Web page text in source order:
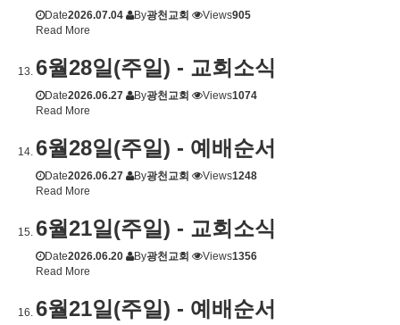
Date2026.07.04 By광천교회 Views905
Read More
6월28일(주일) - 교회소식
Date2026.06.27 By광천교회 Views1074
Read More
6월28일(주일) - 예배순서
Date2026.06.27 By광천교회 Views1248
Read More
6월21일(주일) - 교회소식
Date2026.06.20 By광천교회 Views1356
Read More
6월21일(주일) - 예배순서